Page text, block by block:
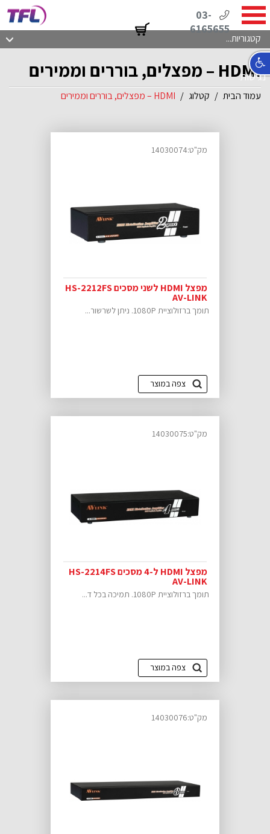
03-
6165655
קטגוריות...
HDMI – מפצלים, בוררים וממירים
עמוד הבית קטלוג HDMI – מפצלים, בוררים וממירים
מפצל HDMI לשני מסכים HS-2212FS
AV-LINK
תומך ברזולוציית 1080P. ניתן לשרשור...
צפה במוצר
מק"ט:14030074
מפצל HDMI ל-4 מסכים HS-2214FS
AV-LINK
תומך ברזולוציית 1080P. תמיכה בכל ד...
צפה במוצר
מק"ט:14030075
מק"ט:14030076
נגישות